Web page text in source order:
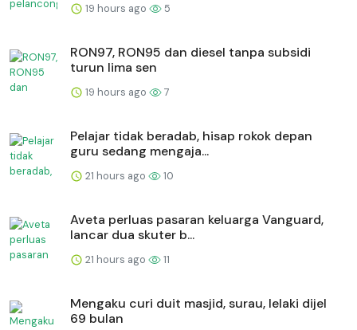
19 hours ago 5
RON97, RON95 dan diesel tanpa subsidi
turun lima sen
19 hours ago 7
Pelajar tidak beradab, hisap rokok depan
guru sedang mengaja...
21 hours ago 10
Aveta perluas pasaran keluarga Vanguard,
lancar dua skuter b...
21 hours ago 11
Mengaku curi duit masjid, surau, lelaki dijel
69 bulan